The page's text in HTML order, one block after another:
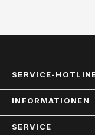
SERVICE-
INFORMATIONEN
SERVICE